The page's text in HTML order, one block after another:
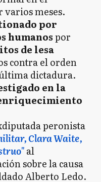
varios meses.
por
humanospor
de lesa
contra el orden
dictadura.
en la
peronista
Clara Waite,
al
sobre la causa
Alberto Ledo.